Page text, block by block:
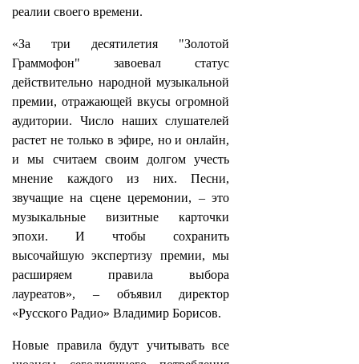
реалии своего времени.
«За три десятилетия "Золотой
Граммофон" завоевал статус
действительно народной музыкальной
премии, отражающей вкусы огромной
аудитории. Число наших слушателей
растет не только в эфире, но и онлайн,
и мы считаем своим долгом учесть
мнение каждого из них. Песни,
звучащие на сцене церемонии, – это
музыкальные визитные карточки
эпохи. И чтобы сохранить
высочайшую экспертизу премии, мы
расширяем правила выбора
лауреатов», – объявил директор
«Русского Радио» Владимир Борисов.
Новые правила будут учитывать все